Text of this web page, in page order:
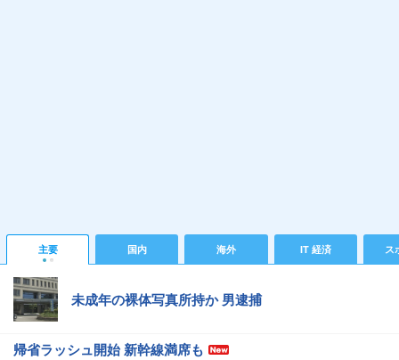
主要 国内 海外 IT 経済 ス
未成年の裸体写真所持か 男逮捕
帰省ラッシュ開始 新幹線満席も